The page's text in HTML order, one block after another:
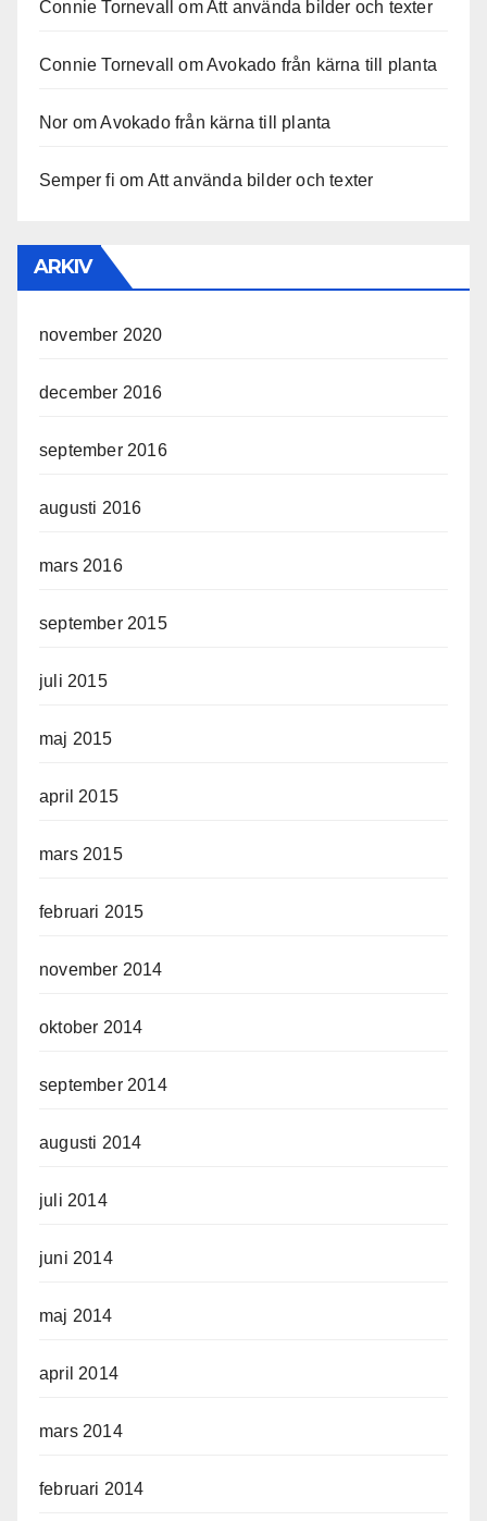
Connie Tornevall omAtt använda bilder och texter
Connie Tornevall omAvokado från kärna till planta
Nor omAvokado från kärna till planta
Semper fi om Att använda bilder och texter
ARKIV
november 2020
december 2016
september 2016
augusti 2016
mars 2016
september 2015
juli 2015
maj 2015
april 2015
mars 2015
februari 2015
november 2014
oktober 2014
september 2014
augusti 2014
juli 2014
juni 2014
maj 2014
april 2014
mars 2014
februari 2014